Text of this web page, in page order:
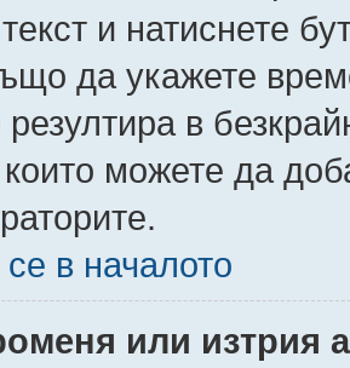
и натиснете
да укажете
в
които можете да
в началото
или изтрия